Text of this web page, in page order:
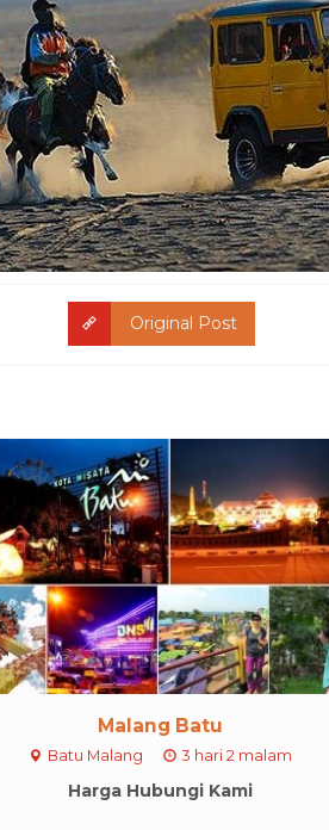
Original Post
Malang Batu
Batu Malang 3 hari 2 malam
Harga Hubungi Kami